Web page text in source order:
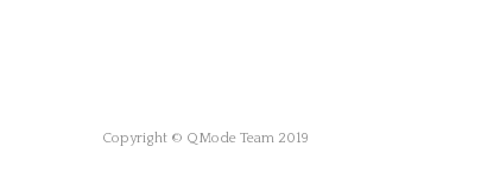
Copyright © QMode Team 2019